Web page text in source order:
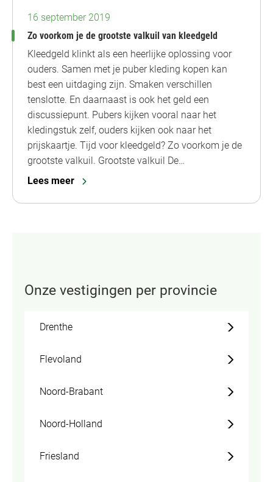
16 september 2019
Zo voorkom je de grootste valkuil van kleedgeld
Kleedgeld klinkt als een heerlijke oplossing voor
ouders. Samen met je puber kleding kopen kan
best een uitdaging zijn. Smaken verschillen
tenslotte. En daarnaast is ook het geld een
discussiepunt. Pubers kijken vooral naar het
kledingstuk zelf, ouders kijken ook naar het
prijskaartje. Tijd voor kleedgeld? Zo voorkom je de
grootste valkuil. Grootste valkuil De…
Lees meer
Onze vestigingen per provincie
Drenthe
Flevoland
Noord-Brabant
Noord-Holland
Friesland